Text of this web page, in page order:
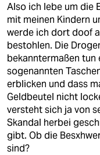
berlin
nord
wahrheit
verlag
verlag
veranstaltungen
Also ich lebe um die
mit meinen Kindern
werde ich dort doof
bestohlen. Die
bekanntermaßen tun
sogenannten
erblicken und dass
Geldbeutel nicht
versteht sich ja von
Skandal herbei
gibt. Ob die
sind?